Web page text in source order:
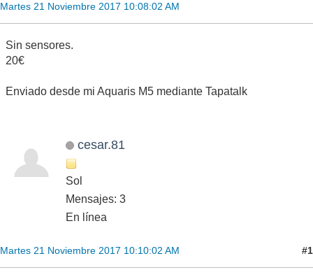
Martes 21 Noviembre 2017 10:08:02 AM
Sin sensores.
20€
Enviado desde mi Aquaris M5 mediante Tapatalk
cesar.81
Sol
Mensajes: 3
En línea
Martes 21 Noviembre 2017 10:10:02 AM #1